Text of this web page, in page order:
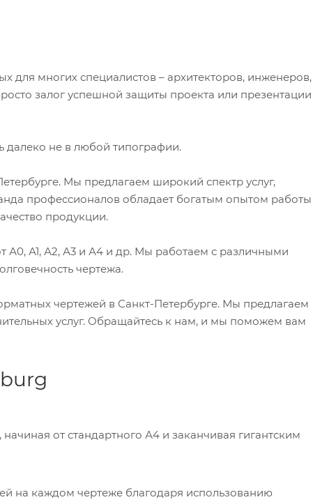
для многих специалистов – архитекторов, инженеров,
залог успешной защиты проекта или презентации
далеко не в любой типографии.
Мы предлагаем широкий спектр услуг,
профессионалов обладает богатым опытом работы
продукции.
А0, А1, А2, А3 и А4 и др. Мы работаем с различными
чертежа.
чертежей в Санкт-Петербурге. Мы предлагаем
услуг. Обращайтесь к нам, и мы поможем вам
от стандартного А4 и заканчивая гигантским
на каждом чертеже благодаря использованию